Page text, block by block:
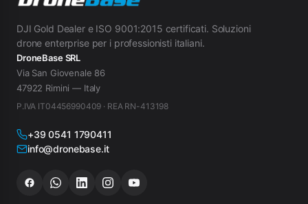
DJI Gold Dealer e ISO 9001:2015 certificati. Soluzioni
drone enterprise per i professionisti italiani.
DroneBase SRL
Via San Giovenale 86
47922 Rimini — Italy
P.IVA IT04456990409 · REA RN-413198
+39 0541 1790411
info@dronebase.it